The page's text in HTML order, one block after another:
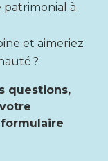
patrimonial à
et aimeriez
?
questions,